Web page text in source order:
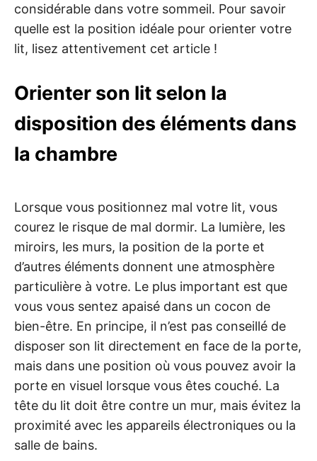
considérable dans votre sommeil. Pour savoir
quelle est la position idéale pour orienter votre
lit, lisez attentivement cet article !
Orienter son lit selon la
disposition des éléments dans
la chambre
Lorsque vous positionnez mal votre lit, vous
courez le risque de mal dormir. La lumière, les
miroirs, les murs, la position de la porte et
d’autres éléments donnent une atmosphère
particulière à votre. Le plus important est que
vous vous sentez apaisé dans un cocon de
bien-être. En principe, il n’est pas conseillé de
disposer son lit directement en face de la porte,
mais dans une position où vous pouvez avoir la
porte en visuel lorsque vous êtes couché. La
tête du lit doit être contre un mur, mais évitez la
proximité avec les appareils électroniques ou la
salle de bains.